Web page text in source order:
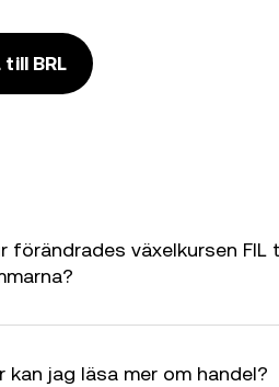
BRL
förändrades växelkursen
kan jag läsa mer om handel?